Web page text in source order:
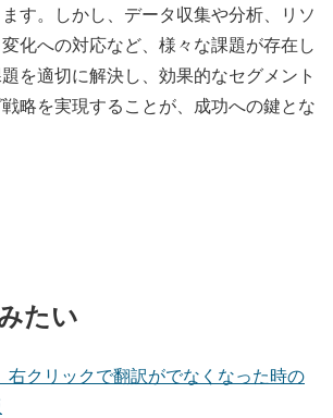
す。しかし、データ収集や分析、リソ
化への対応など、様々な課題が存在し
を適切に解決し、効果的なセグメント
略を実現することが、成功への鍵とな
たい
】右クリックで翻訳がでなくなった時の